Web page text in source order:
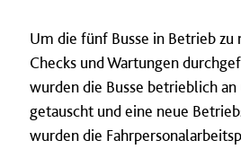
Um die fünf Busse in Betrieb
Checks und Wartungen
wurden die Busse betrieblich
getauscht und eine neue
wurden die